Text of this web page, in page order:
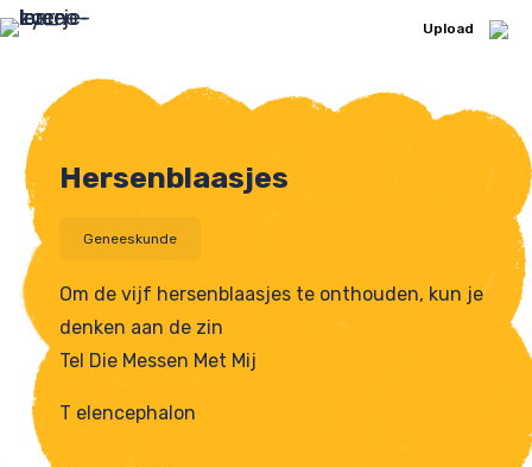
Upload
Hersenblaasjes
Geneeskunde
Om de vijf hersenblaasjes te onthouden, kun je
denken aan de zin
Tel Die Messen Met Mij
T elencephalon